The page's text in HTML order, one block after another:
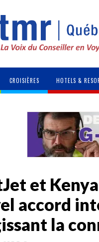
CROISIÈRES HOTELS &
et
accord
la